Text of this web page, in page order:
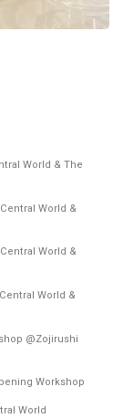
World & The
World &
World &
World &
@Zojirushi
Workshop
World